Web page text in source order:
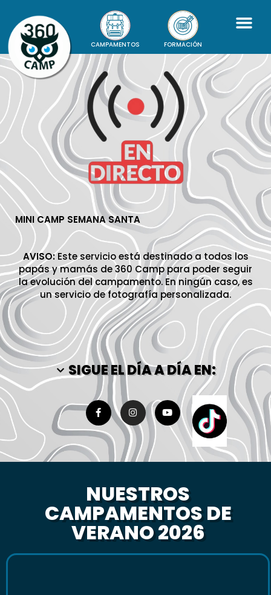
CAMPAMENTOS FORMACIÓN
MINI CAMP SEMANA SANTA
AVISO:Este servicio está destinado a todos los
papás y mamás de 360 Camp para poder seguir
la evolución del campamento. En ningún caso, es
un servicio de fotografía personalizada.
SIGUE EL DÍA A DÍA EN:
NUESTROS
CAMPAMENTOS DE
VERANO 2026